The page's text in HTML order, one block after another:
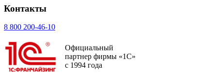
Контакты
8 800 200-46-10
Официальный
партнер фирмы «1С»
с 1994 года